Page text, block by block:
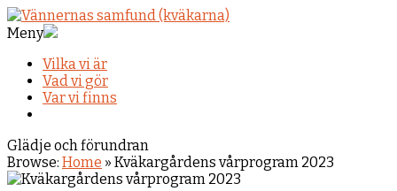
Meny
Vilka vi är
Vad vi gör
Var vi finns
Glädje och förundran
Browse: Home » Kväkargårdens vårprogram 2023